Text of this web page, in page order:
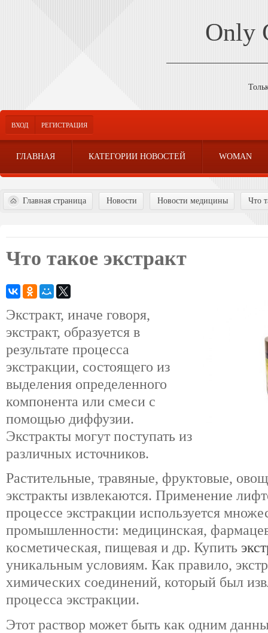
Only
ВХОД РЕГИСТРАЦИЯ
ГЛАВНАЯ КАТЕГОРИИ НОВОСТЕЙ WOMAN
Главная страница Новости Новости медицины Что
Что такое экстракт
Экстракт, иначе говоря,
экстракт, образуется в
результате процесса
экстракции, состоящего из
выделения определенного
компонента или смеси с
помощью диффузии.
Экстракты могут поступать из
различных источников.
Растительные, травяные, фруктовые,
экстракты извлекаются. Применение
процессе экстракции используется
промышленности: медицинская,
косметическая, пищевая и др. Купить
уникальным условиям. Как правило,
химических соединений, который был
процесса экстракции.
Этот раствор может быть как одним